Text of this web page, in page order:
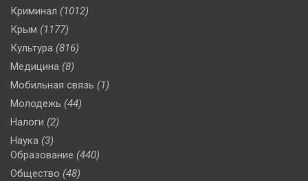
Криминал (1012)
Крым (1177)
Культура (816)
Медицина (8)
Мобильная связь (1)
Молодежь (44)
Налоги (2)
Наука (3)
Образование (440)
Общество (48)